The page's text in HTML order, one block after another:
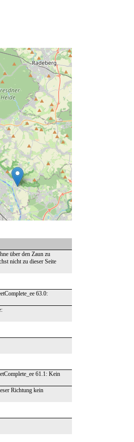
über den Zaun zu
nicht zu dieser Seite
63.0:
61.1: Kein
Richtung kein